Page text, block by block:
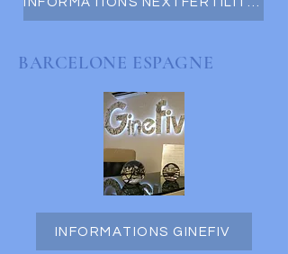
BARCELONE ESPAGNE
INFORMATIONS GINEFIV